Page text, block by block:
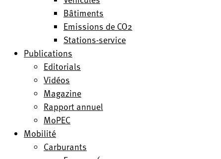
Bâtiments
Emissions de CO2
Stations-service
Publications
Editorials
Vidéos
Magazine
Rapport annuel
MoPEC
Mobilité
Carburants